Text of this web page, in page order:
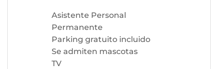
Asistente Personal
Permanente
Parking gratuito incluido
Se admiten mascotas
TV